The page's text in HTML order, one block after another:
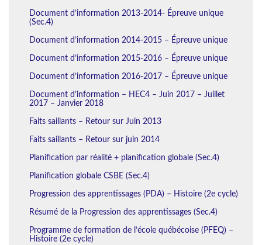
Document d’information 2013-2014- Épreuve unique
(Sec.4)
Document d’information 2014-2015 – Épreuve unique
Document d’information 2015-2016 – Épreuve unique
Document d’information 2016-2017 – Épreuve unique
Document d’information – HEC4 – Juin 2017 – Juillet
2017 – Janvier 2018
Faits saillants – Retour sur Juin 2013
Faits saillants – Retour sur juin 2014
Planification par réalité + planification globale (Sec.4)
Planification globale CSBE (Sec.4)
Progression des apprentissages (PDA) – Histoire (2e cycle)
Résumé de la Progression des apprentissages (Sec.4)
Programme de formation de l’école québécoise (PFEQ) –
Histoire (2e cycle)